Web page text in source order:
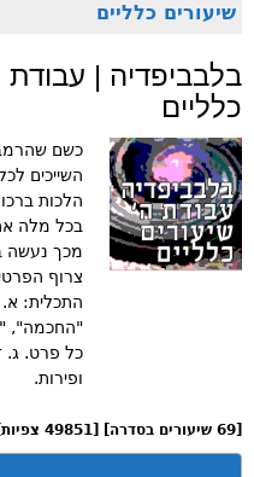
שיעורים כלליים
בלבביפדיה |
כלליים
כשם
השייכים
הלכות
בכל מלה
מכך נעשה
צרוף
התכלית: א.
"החכמה",
כל פרט. ג.
ופירות.